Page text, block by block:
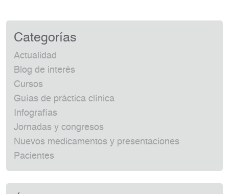
Categorías
Actualidad
Blog de interés
Cursos
Guías de práctica clínica
Infografías
Jornadas y congresos
Nuevos medicamentos y presentaciones
Pacientes